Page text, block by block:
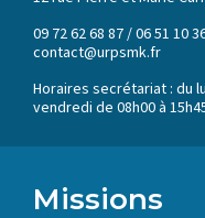
09 72 62 68 87 / 06 51 10
contact@urpsmk.fr
Horaires secrétariat : du
vendredi de 08h00 à
Missions